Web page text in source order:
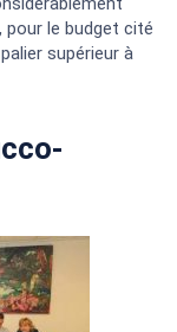
le budget cité
supérieur à